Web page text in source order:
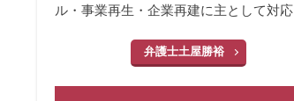
ル・事業再生・企業再建に主として対応
弁護士土屋勝裕